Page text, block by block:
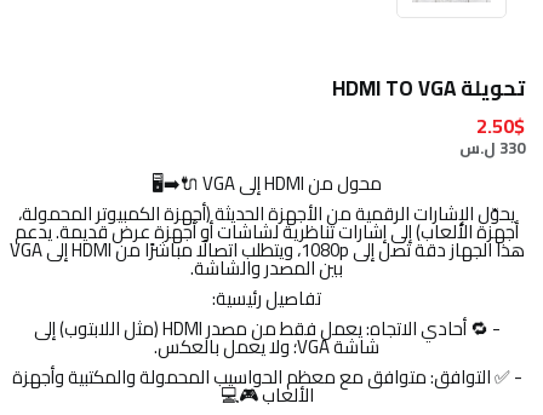
تحويلة HDMI TO VGA
2.50$
330 ل.س
محول من HDMI إلى VGA 🔌➡️🖥️
يحوّل الإشارات الرقمية من الأجهزة الحديثة (أجهزة الكمبيوتر المحمولة،
أجهزة الألعاب) إلى إشارات تناظرية لشاشات أو أجهزة عرض قديمة. يدعم
هذا الجهاز دقة تصل إلى 1080p، ويتطلب اتصالًا مباشرًا من HDMI إلى VGA
بين المصدر والشاشة.
تفاصيل رئيسية:
- 🔁 أحادي الاتجاه: يعمل فقط من مصدر HDMI (مثل اللابتوب) إلى
شاشة VGA؛ ولا يعمل بالعكس.
- ✅ التوافق: متوافق مع معظم الحواسيب المحمولة والمكتبية وأجهزة
الألعاب 🎮💻